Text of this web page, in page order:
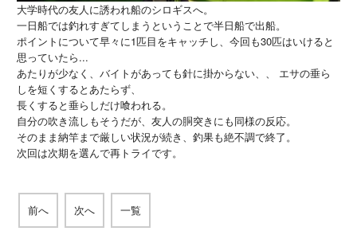
大学時代の友人に誘われ船のシロギスへ。
一日船では釣れすぎてしまうということで半日船で出船。
ポイントについて早々に1匹目をキャッチし、今回も30匹はいけると
思っていたら...
あたりが少なく、バイトがあっても針に掛からない、、 エサの垂ら
しを短くするとあたらず、
長くすると垂らしだけ喰われる。
自分の吹き流しもそうだが、友人の胴突きにも同様の反応。
そのまま納竿まで厳しい状況が続き、釣果も絶不調で終了。
次回は次期を選んで再トライです。
前へ 次へ 一覧